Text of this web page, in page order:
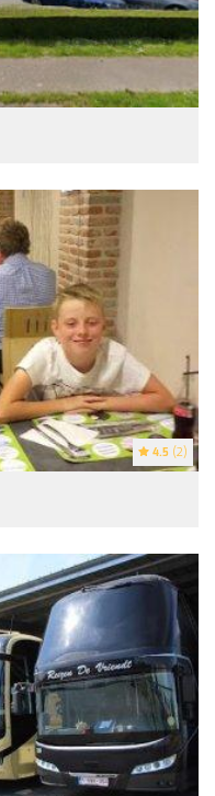
4.5 (2)